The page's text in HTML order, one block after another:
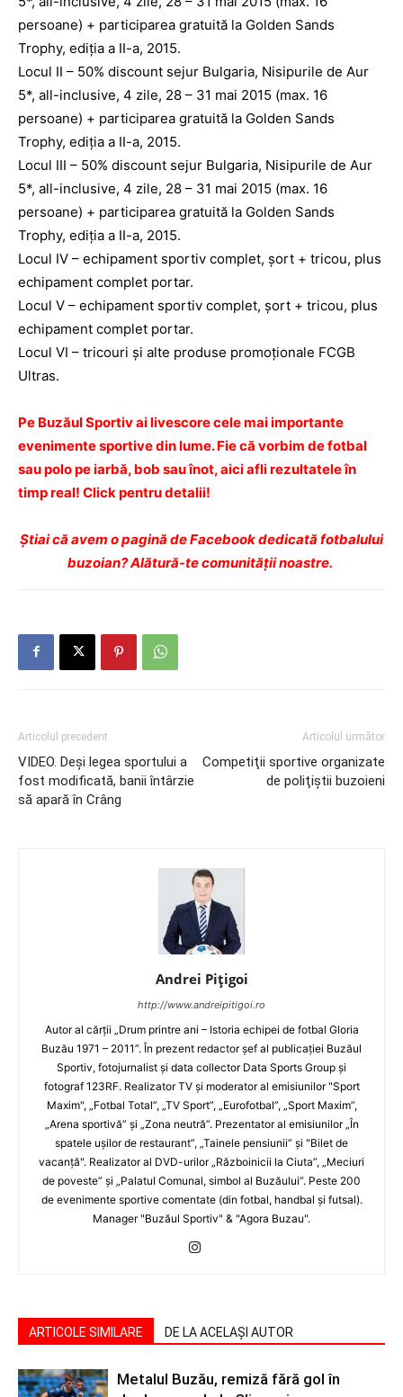
persoane) + participarea gratuită la Golden Sands
Trophy, ediţia a II-a, 2015.
Locul II – 50% discount sejur Bulgaria, Nisipurile de Aur
5*, all-inclusive, 4 zile, 28 – 31 mai 2015 (max. 16
persoane) + participarea gratuită la Golden Sands
Trophy, ediţia a II-a, 2015.
Locul III – 50% discount sejur Bulgaria, Nisipurile de Aur
5*, all-inclusive, 4 zile, 28 – 31 mai 2015 (max. 16
persoane) + participarea gratuită la Golden Sands
Trophy, ediţia a II-a, 2015.
Locul IV – echipament sportiv complet, şort + tricou, plus
echipament complet portar.
Locul V – echipament sportiv complet, şort + tricou, plus
echipament complet portar.
Locul VI – tricouri şi alte produse promoţionale FCGB
Ultras.
Pe Buzăul Sportiv ai livescore cele mai importante
evenimente sportive din lume. Fie că vorbim de fotbal
sau polo pe iarbă, bob sau înot, aici afli rezultatele în
timp real! Click pentru detalii!
Ştiai că avem o pagină de Facebook dedicată fotbalului
buzoian? Alătură-te comunității noastre.
Articolul precedent
VIDEO. Deşi legea sportului a
fost modificată, banii întârzie
să apară în Crâng
Articolul următor
Competiţii sportive organizate
de poliţiştii buzoieni
Andrei Pițigoi
http://www.andreipitigoi.ro
Autor al cărţii „Drum printre ani – Istoria echipei de fotbal Gloria
Buzău 1971 – 2011”. În prezent redactor şef al publicaţiei Buzăul
Sportiv, fotojurnalist şi data collector Data Sports Group şi
fotograf 123RF. Realizator TV şi moderator al emisiunilor "Sport
Maxim", „Fotbal Total”, „TV Sport”, „Eurofotbal”, „Sport Maxim”,
„Arena sportivă” şi „Zona neutră”. Prezentator al emisiunilor „În
spatele uşilor de restaurant”, „Tainele pensiunii” şi "Bilet de
vacanţă". Realizator al DVD-urilor „Războinicii la Ciuta”, „Meciuri
de poveste” şi „Palatul Comunal, simbol al Buzăului”. Peste 200
de evenimente sportive comentate (din fotbal, handbal şi futsal).
Manager "Buzăul Sportiv" & "Agora Buzau".
ARTICOLE SIMILARE DE LA ACELAȘI AUTOR
Metalul Buzău, remiză fără gol în